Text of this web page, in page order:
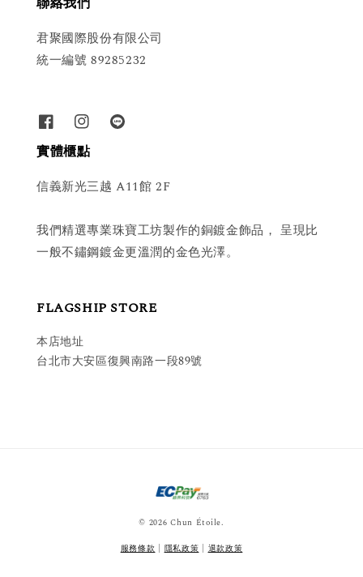
君聚國際股份有限公司
統一編號 89285232
實體櫃點
信義新光三越 A11館 2F
我們精選專業珠寶工坊製作的銅鍍金飾品， 呈現比
一般不鏽鋼鍍金更溫潤的金色光澤。
FLAGSHIP STORE
本店地址
台北市大安區復興南路一段89號
© 2026 Chun Étoile.
服務條款
隱私政策 退款政策